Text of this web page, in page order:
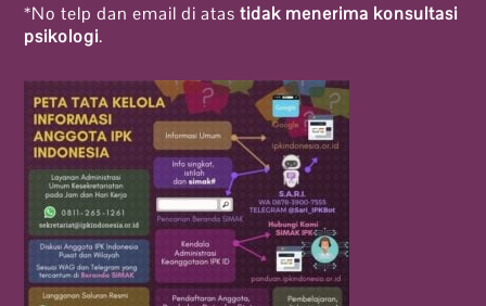
*No telp dan email di atastidak menerima konsultasi
psikologi.